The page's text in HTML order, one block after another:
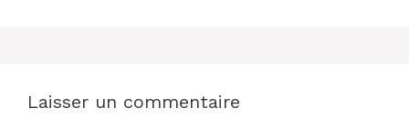
Laisser un commentaire